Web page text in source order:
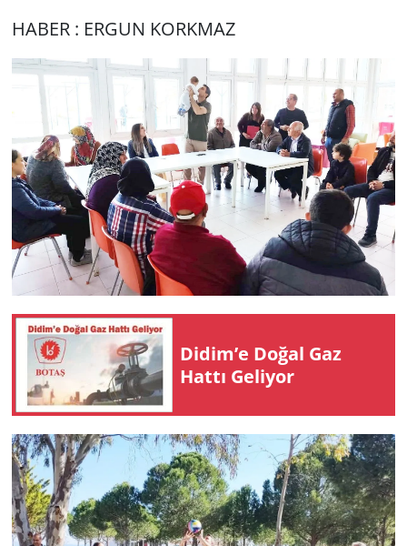
HABER : ERGUN KORKMAZ
Didim’e Doğal Gaz
Hattı Ge­li­yor